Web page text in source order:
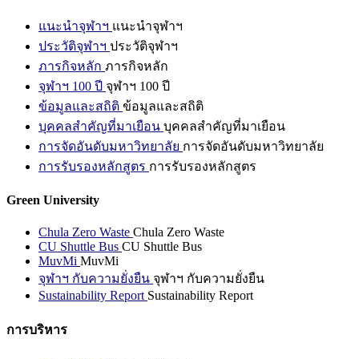
แนะนำจุฬาฯ แนะนำจุฬาฯ
ประวัติจุฬาฯ ประวัติจุฬาฯ
ภารกิจหลัก ภารกิจหลัก
จุฬาฯ 100 ปี จุฬาฯ 100 ปี
ข้อมูลและสถิติ ข้อมูลและสถิติ
บุคคลสำคัญที่มาเยือน บุคคลสำคัญที่มาเยือน
การจัดอันดับมหาวิทยาลัย การจัดอันดับมหาวิทยาลัย
การรับรองหลักสูตร การรับรองหลักสูตร
Green University
Chula Zero Waste Chula Zero Waste
CU Shuttle Bus CU Shuttle Bus
MuvMi MuvMi
จุฬาฯ กับความยั่งยืน จุฬาฯ กับความยั่งยืน
Sustainability Report Sustainability Report
การบริหาร